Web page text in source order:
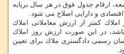
ارقام جدول فوق در هر سال برپایه
و دارایی اصلاح می شود.
كمتر از ارزش معاملاتی املاك
در این صورت ارزش روز املاك
رسمی دادگستری ملاك برای تعیین